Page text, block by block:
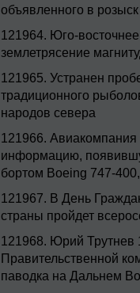
объявленного в розыск
121964. Юго-восточнее
землетрясение
121965. Устранен
традиционного
народов севера
121966. Авиакомпания
информацию,
бортом Boeing 747-
121967. В День
страны пройдет
121968. Юрий Трутнев
Правительственной
паводка на Дальнем